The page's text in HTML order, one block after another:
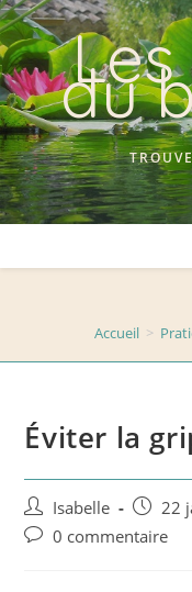
Skip
to
content du
Accueil >
Éviter la
Auteur/autrice
de
Isabelle
Post22
Post0 commentaire